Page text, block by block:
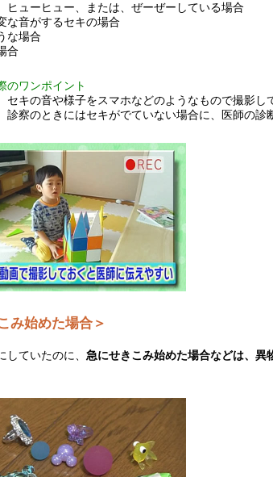
ヒューヒュー、または、ぜーぜーしている場合
な音がするセキの場合
な場合
合
のワンポイント
セキの音や様子をスマホなどのようなもので撮影し
診察のときにはセキがでていない場合に、医師の診
み始めた場合＞
していたのに、 急にせきこみ始めた場合などは、異